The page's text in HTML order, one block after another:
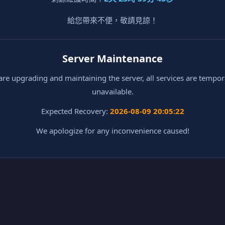
給您帶來不便，敬請見諒！
Server Maintenance
upgrading and maintaining the server, all services are
unavailable.
Expected Recovery: 2026-08-09 20:05:22
We apologize for any inconvenience caused!